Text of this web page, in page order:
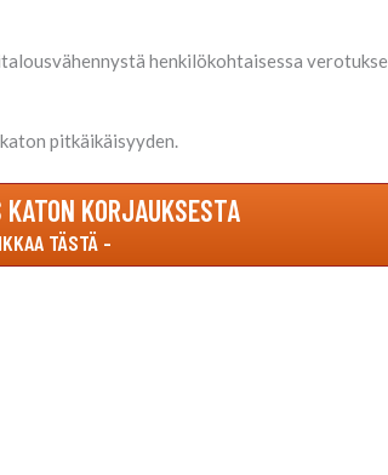
henkilökohtaisessa
pitkäikäisyyden.
KORJAUKSESTA